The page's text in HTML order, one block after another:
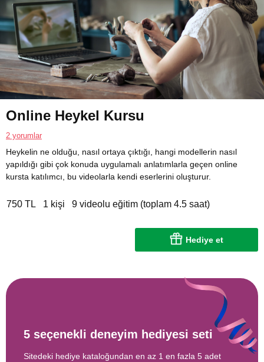
Online Heykel Kursu
2 yorumlar
Heykelin ne olduğu, nasıl ortaya çıktığı, hangi modellerin nasıl
yapıldığı gibi çok konuda uygulamalı anlatımlarla geçen online
kursta katılımcı, bu videolarla kendi eserlerini oluşturur.
750 TL 1 kişi 9 videolu eğitim (toplam 4.5 saat)
Hediye et
5 seçenekli deneyim hediyesi seti
Sitedeki hediye kataloğundan en az 1 en fazla 5 adet